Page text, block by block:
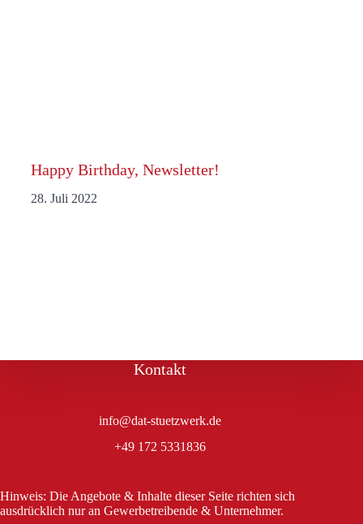
Happy Birthday, Newsletter!
28. Juli 2022
Kontakt
info@dat-stuetzwerk.de
+49 172 5331836
Hinweis: Die Angebote & Inhalte dieser Seite richten sich
ausdrücklich nur an Gewerbetreibende & Unternehmer.